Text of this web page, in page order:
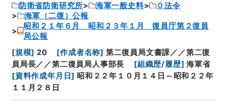
防衛省防衛研究所 海軍一般史料
０法令
海軍（二復）公報
昭和２１年６月 昭和２３年１月 復員庁第２復員
局公報
[規模] 20 [作成者名称] 第二復員局文書課／／第二復
員局長／／第二復員局人事部長
[組織歴/履歴] 海軍省
[資料作成年月日] 昭和２２年１０月１４日～昭和２２年
１１月２８日